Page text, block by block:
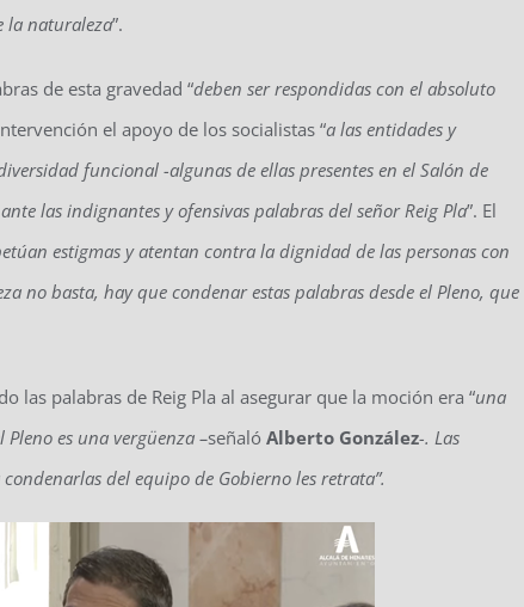
la naturaleza”.
de esta gravedad “deben ser respondidas con el absoluto
el apoyo de los socialistas “a las entidades y
funcional -algunas de ellas presentes en el Salón de
las indignantes y ofensivas palabras del señor Reig Pla”. El
estigmas y atentan contra la dignidad de las personas con
no basta, hay que condenar estas palabras desde el Pleno, que
las palabras de Reig Pla al asegurar que la moción era “una
Pleno es una vergüenza –señaló Alberto González-. Las
del equipo de Gobierno les retrata”.